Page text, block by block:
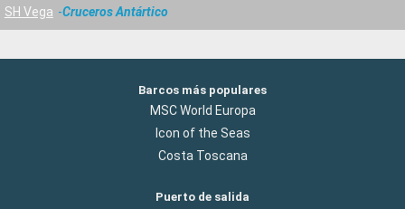
SH Vega
Cruceros Antártico
Barcos más populares
MSC World Europa
Icon of the Seas
Costa Toscana
Puerto de salida